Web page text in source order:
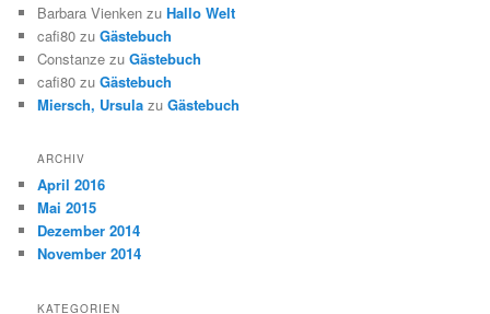
Barbara Vienken zuHallo Welt
cafi80 zuGästebuch
Constanze zuGästebuch
cafi80 zuGästebuch
Miersch, Ursula zuGästebuch
ARCHIV
April 2016
Mai 2015
Dezember 2014
November 2014
KATEGORIEN